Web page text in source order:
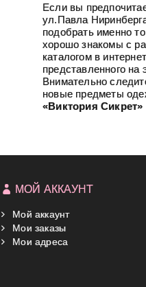
Если вы
ул.Павла
подобрать именно
хорошо знакомы с
каталогом в
представленного
Внимательно
новые предметы
«Виктория Сикрет»
МОЙ АККАУНТ
Мой аккаунт
Мои заказы
Мои адреса